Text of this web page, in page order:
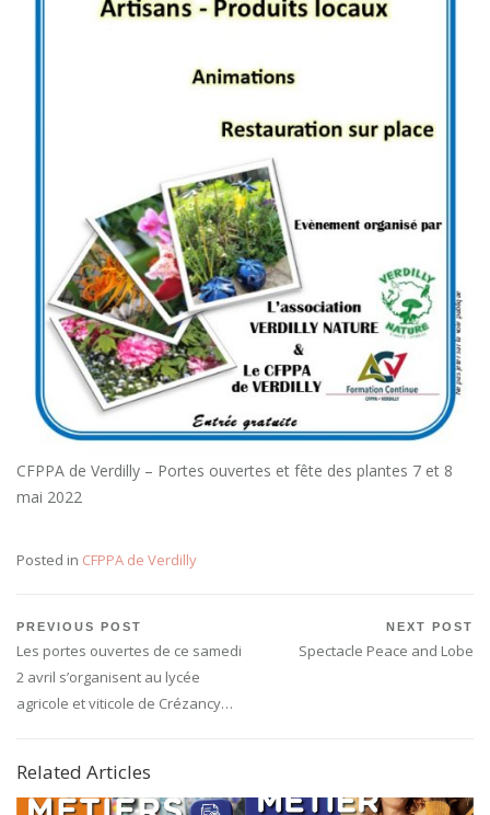
CFPPA de Verdilly – Portes ouvertes et fête des plantes 7 et 8
mai 2022
Posted in CFPPA de Verdilly
Navigation
de
l’article
PREVIOUS POST
Previous
Post:
Les portes ouvertes de ce samedi
2 avril s’organisent au lycée
agricole et viticole de Crézancy…
NEXT POST
Next
Spectacle Peace and Lobe
Related Articles